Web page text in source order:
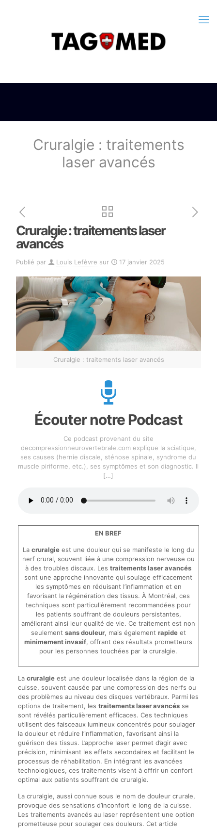
Cruralgie : traitements
laser avancés
Cruralgie : traitements laser
avancés
Publié par Louis Lefèvre sur 17 janvier 2025
Cruralgie : traitements laser avancés
Écouter notre Podcast
Ce podcast provenant du site
decompressionneurovertebrale.com explique la sciatique,
ses causes (hernie discale, sténose spinale, syndrome du
muscle piriforme, etc.), ses symptômes et son diagnostic. Il
[…]
EN BREF
La cruralgieest une douleur qui se manifeste le long du
nerf crural, souvent liée à une compression nerveuse ou
à des troubles discaux. Lestraitements laser avancés
sont une approche innovante qui soulage efficacement
les symptômes en réduisant l’inflammation et en
favorisant la régénération des tissus. À Montréal, ces
techniques sont particulièrement recommandées pour
les patients souffrant de douleurs persistantes,
améliorant ainsi leur qualité de vie. Ce traitement est non
seulement sans douleur, mais également rapideet
minimement invasif, offrant des résultats prometteurs
pour les personnes touchées par la cruralgie.
La cruralgieest une douleur localisée dans la région de la
cuisse, souvent causée par une compression des nerfs ou
des problèmes au niveau des disques vertébraux. Parmi les
options de traitement, les traitements laser avancésse
sont révélés particulièrement efficaces. Ces techniques
utilisent des faisceaux lumineux concentrés pour soulager
la douleur et réduire l’inflammation, favorisant ainsi la
guérison des tissus. L’approche laser permet d’agir avec
précision, minimisant les effets secondaires et facilitant le
processus de réhabilitation. En intégrant les avancées
technologiques, ces traitements visent à offrir un confort
optimal aux patients souffrant de cruralgie.
La cruralgie, aussi connue sous le nom de douleur crurale,
provoque des sensations d’inconfort le long de la cuisse.
Les traitements avancés au laser représentent une option
prometteuse pour soulager ces douleurs. Cet article